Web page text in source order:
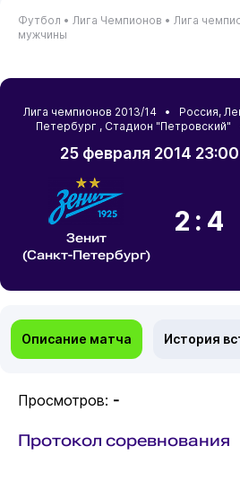
Футбол • Лига Чемпионов • Лига
мужчины
Лига чемпионов 2013/14 • Россия,
Петербург , Стадион
25 февраля 2014 23:00
Зенит
(Санкт-Петербург)
2:4
Описание матча История
Просмотров: -
Протокол соревнования